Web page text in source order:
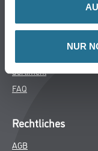
NUR
Aktuelles
Sortiment
FAQ
Rechtliches
AGB